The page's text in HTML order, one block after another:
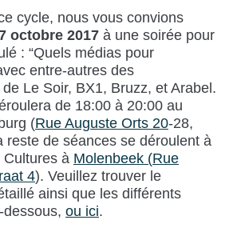
cycle, nous vous convions
octobre 2017 à une soirée pour
: “Quels médias pour
entre-autres des
Le Soir, BX1, Bruzz, et Arabel.
de 18:00 à 20:00 au
(Rue Auguste Orts 20-28,
reste de séances se déroulent à
à Molenbeek (Rue
4). Veuillez trouver le
ainsi que les différents
ou ici.